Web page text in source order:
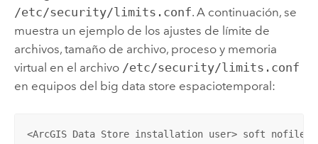
/etc/security/limits.conf. A continuación, se
muestra un ejemplo de los ajustes de límite de
archivos, tamaño de archivo, proceso y memoria
virtual en el archivo /etc/security/limits.conf
en equipos del big data store espaciotemporal:
<ArcGIS Data Store installation user> soft nofile